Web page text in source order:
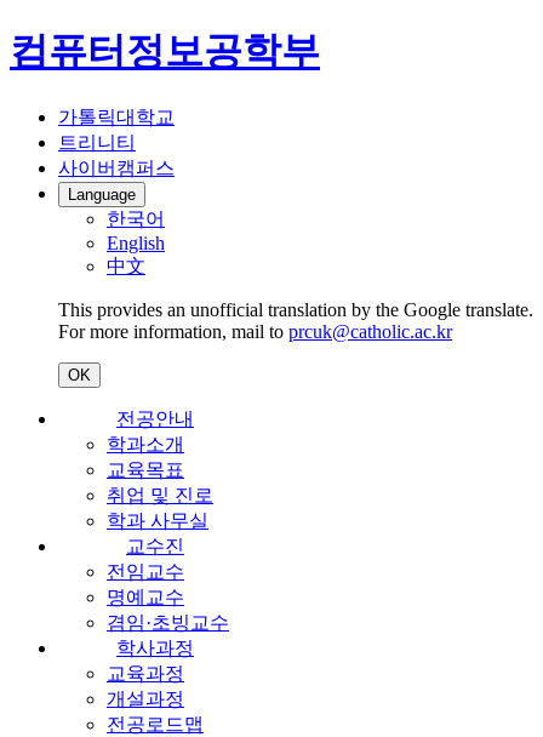
컴퓨터정보공학부
가톨릭대학교
트리니티
사이버캠퍼스
Language
한국어
English
中文
This provides an unofficial translation by the Google translate.
For more information, mail to prcuk@catholic.ac.kr
OK
전공안내
학과소개
교육목표
취업 및 진로
학과 사무실
교수진
전임교수
명예교수
겸임·초빙교수
학사과정
교육과정
개설과정
전공로드맵